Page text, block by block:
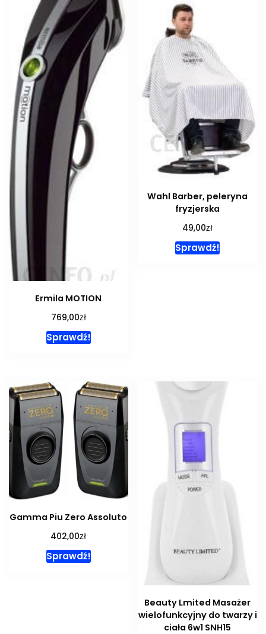
Ermila MOTION
769,00zł
Sprawdź!
Wahl Barber, peleryna
fryzjerska
49,00zł
Sprawdź!
Gamma Piu Zero Assoluto
402,00zł
Sprawdź!
Beauty Lmited Masażer
wielofunkcyjny do twarzy i
ciała 6w1 SNH15